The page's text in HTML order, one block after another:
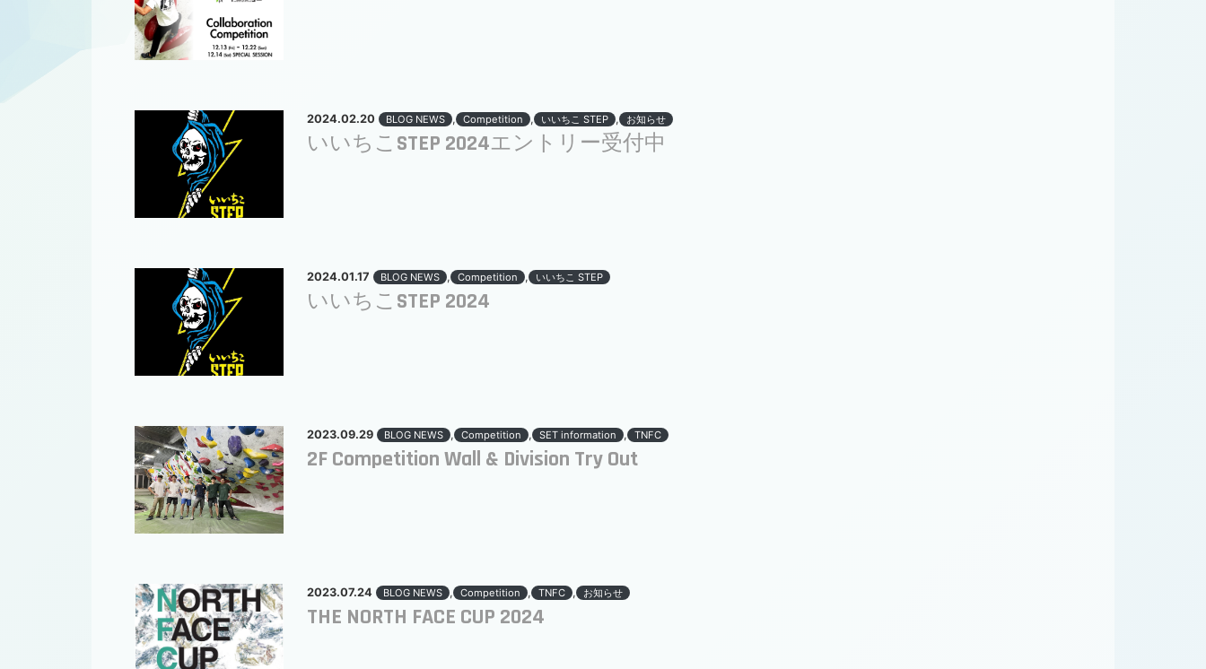
2024.02.20 BLOG NEWS , Competition , いいちこ STEP , お知らせ
いいちこSTEP 2024エントリー受付中
2024.01.17 BLOG NEWS , Competition , いいちこ STEP
いいちこSTEP 2024
2023.09.29 BLOG NEWS , Competition , SET information , TNFC
2F Competition Wall & Division Try Out
2023.07.24 BLOG NEWS , Competition , TNFC , お知らせ
THE NORTH FACE CUP 2024